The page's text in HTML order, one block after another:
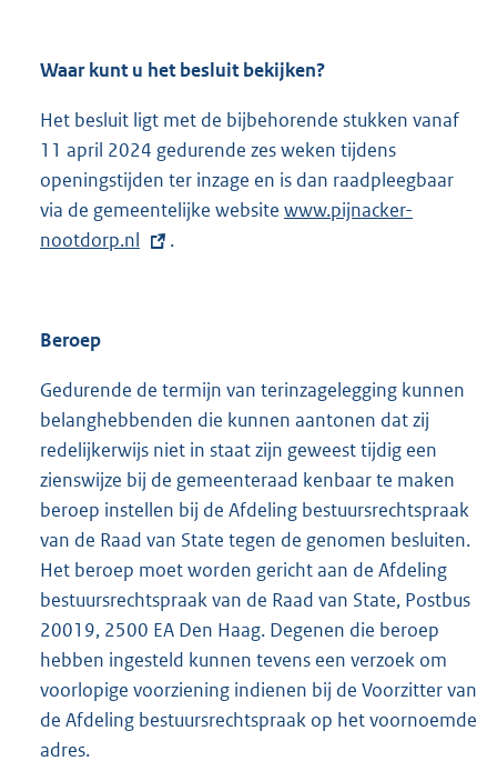
Waar kunt u het besluit bekijken?
Het besluit ligt met de bijbehorende stukken vanaf
11 april 2024 gedurende zes weken tijdens
openingstijden ter inzage en is dan raadpleegbaar
via de gemeentelijke website E
e
l
n
k
:
www.pijnacker-
nootdorp.nl
.
Beroep
Gedurende de termijn van terinzagelegging kunnen
belanghebbenden die kunnen aantonen dat zij
redelijkerwijs niet in staat zijn geweest tijdig een
zienswijze bij de gemeenteraad kenbaar te maken
beroep instellen bij de Afdeling bestuursrechtspraak
van de Raad van State tegen de genomen besluiten.
Het beroep moet worden gericht aan de Afdeling
bestuursrechtspraak van de Raad van State, Postbus
20019, 2500 EA Den Haag. Degenen die beroep
hebben ingesteld kunnen tevens een verzoek om
voorlopige voorziening indienen bij de Voorzitter van
de Afdeling bestuursrechtspraak op het voornoemde
adres.